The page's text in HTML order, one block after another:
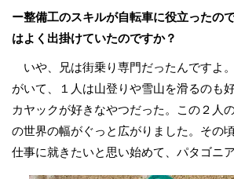
ー整備工のスキルが自転車に役立ったの
はよく出掛けていたのですか？
いや、兄は街乗り専門だったんですよ
がいて、１人は山登りや雪山を滑るのも
カヤックが好きなやつだった。この２人
の世界の幅がぐっと広がりました。その
仕事に就きたいと思い始めて、パタゴニ